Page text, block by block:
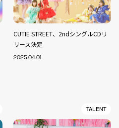
CUTIE STREET、2ndシングルCDリ
リース決定
2025.04.01
TALENT